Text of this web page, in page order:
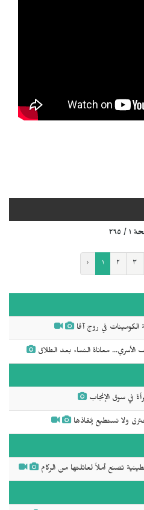
٢٩٥
‹ ١ ٢ ٣
الكومينات في روج آفا
معاناة النساء بعد الطلاق
في سوق الإنجاب
ولا نستطيع إنقاذها
تصنع أملاً لعائلتها من الركام